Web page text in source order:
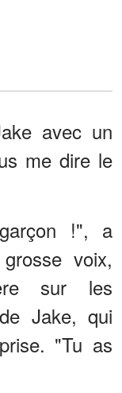
avec un
me dire le
!", a
voix,
sur les
Jake, qui
"Tu as